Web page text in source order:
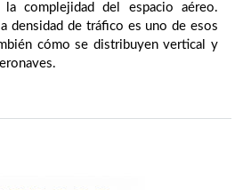
complejidad del espacio aéreo.
densidad de tráfico es uno de esos
cómo se distribuyen vertical y